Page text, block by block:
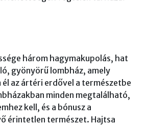
három hagymakupolás, hat
gyönyörű lombház, amely
él az ártéri erdővel a természetbe
minden megtalálható,
kell, és a bónusz a
érintetlen természet. Hajtsa